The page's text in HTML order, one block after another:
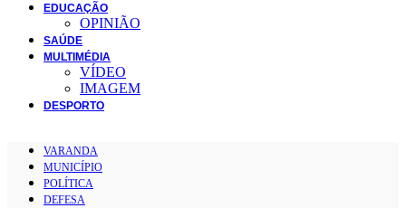
EDUCAÇÃO
OPINIÃO
SAÚDE
MULTIMÉDIA
VÍDEO
IMAGEM
DESPORTO
VARANDA
MUNICÍPIO
POLÍTICA
DEFESA